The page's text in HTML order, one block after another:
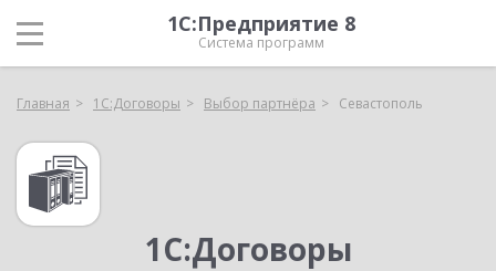
1С:Предприятие 8
Система программ
Главная 1С:Договоры Выбор партнёра Севастополь
1С:Договоры